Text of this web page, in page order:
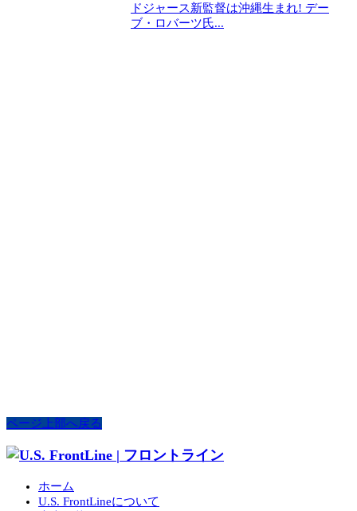
ドジャース新監督は沖縄生まれ! デー
ブ・ロバーツ氏...
ページ上部へ戻る
ホーム
U.S. FrontLineについて